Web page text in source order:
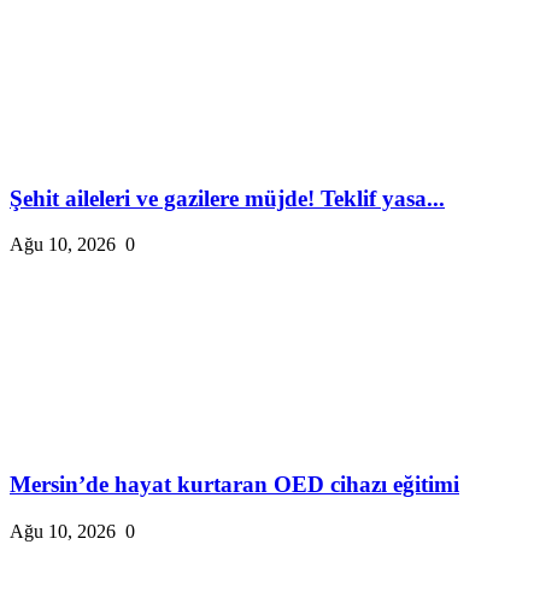
Şehit aileleri ve gazilere müjde! Teklif yasa...
Ağu 10, 2026 0
Mersin’de hayat kurtaran OED cihazı eğitimi
Ağu 10, 2026 0